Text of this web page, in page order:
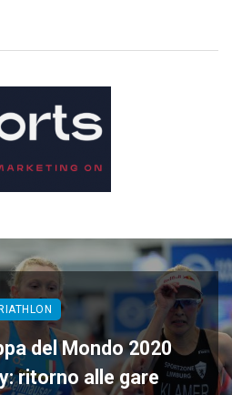
del Mondo 2020
ritorno alle gare